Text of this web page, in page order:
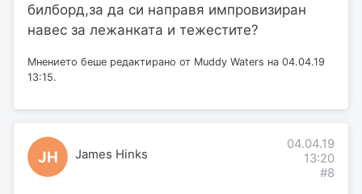
билборд,за да си направя импровизиран
навес за лежанката и тежестите?
Мнението беше редактирано от Muddy Waters на 04.04.19
13:15.
JH James Hinks
04.04.19
13:20
#8